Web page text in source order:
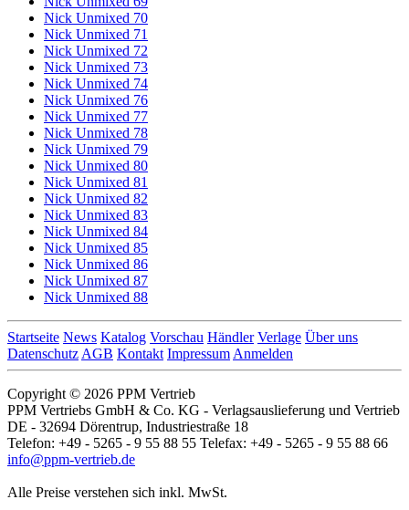
Nick Unmixed 70
Nick Unmixed 71
Nick Unmixed 72
Nick Unmixed 73
Nick Unmixed 74
Nick Unmixed 76
Nick Unmixed 77
Nick Unmixed 78
Nick Unmixed 79
Nick Unmixed 80
Nick Unmixed 81
Nick Unmixed 82
Nick Unmixed 83
Nick Unmixed 84
Nick Unmixed 85
Nick Unmixed 86
Nick Unmixed 87
Nick Unmixed 88
Startseite News Katalog Vorschau Händler Verlage Über uns
Datenschutz AGB Kontakt Impressum Anmelden
Copyright © 2026 PPM Vertrieb
PPM Vertriebs GmbH & Co. KG - Verlagsauslieferung und Vertrieb
DE - 32694 Dörentrup, Industriestraße 18
Telefon: +49 - 5265 - 9 55 88 55 Telefax: +49 - 5265 - 9 55 88 66
info@ppm-vertrieb.de
Alle Preise verstehen sich inkl. MwSt.